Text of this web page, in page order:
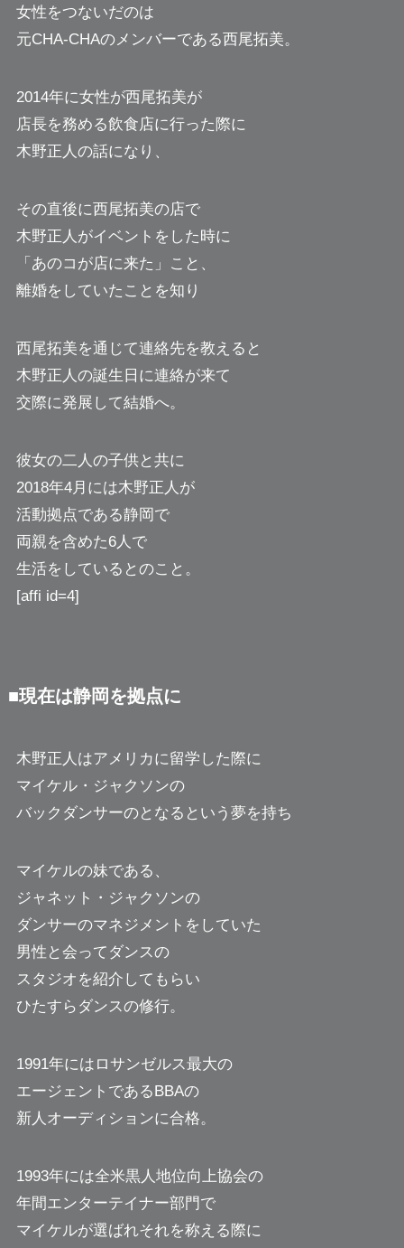
女性をつないだのは
元CHA-CHAのメンバーである西尾拓美。
2014年に女性が西尾拓美が
店長を務める飲食店に行った際に
木野正人の話になり、
その直後に西尾拓美の店で
木野正人がイベントをした時に
「あのコが店に来た」こと、
離婚をしていたことを知り
西尾拓美を通じて連絡先を教えると
木野正人の誕生日に連絡が来て
交際に発展して結婚へ。
彼女の二人の子供と共に
2018年4月には木野正人が
活動拠点である静岡で
両親を含めた6人で
生活をしているとのこと。
[affi id=4]
■現在は静岡を拠点に
木野正人はアメリカに留学した際に
マイケル・ジャクソンの
バックダンサーのとなるという夢を持ち
マイケルの妹である、
ジャネット・ジャクソンの
ダンサーのマネジメントをしていた
男性と会ってダンスの
スタジオを紹介してもらい
ひたすらダンスの修行。
1991年にはロサンゼルス最大の
エージェントであるBBAの
新人オーディションに合格。
1993年には全米黒人地位向上協会の
年間エンターテイナー部門で
マイケルが選ばれそれを称える際に